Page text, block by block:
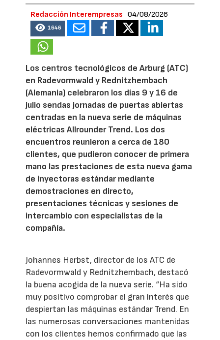
Redacción Interempresas 04/08/2026
1646
Los centros tecnológicos de Arburg (ATC)
en Radevormwald y Rednitzhembach
(Alemania) celebraron los días 9 y 16 de
julio sendas jornadas de puertas abiertas
centradas en la nueva serie de máquinas
eléctricas Allrounder Trend. Los dos
encuentros reunieron a cerca de 180
clientes, que pudieron conocer de primera
mano las prestaciones de esta nueva gama
de inyectoras estándar mediante
demostraciones en directo,
presentaciones técnicas y sesiones de
intercambio con especialistas de la
compañía.
Johannes Herbst, director de los ATC de
Radevormwald y Rednitzhembach, destacó
la buena acogida de la nueva serie. “Ha sido
muy positivo comprobar el gran interés que
despiertan las máquinas estándar Trend. En
las numerosas conversaciones mantenidas
con los clientes hemos confirmado que las